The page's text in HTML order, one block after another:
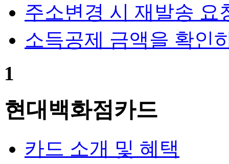
주소변경 시 재발송 요
소득공제 금액을 확인
1
현대백화점카드
카드 소개 및 혜택